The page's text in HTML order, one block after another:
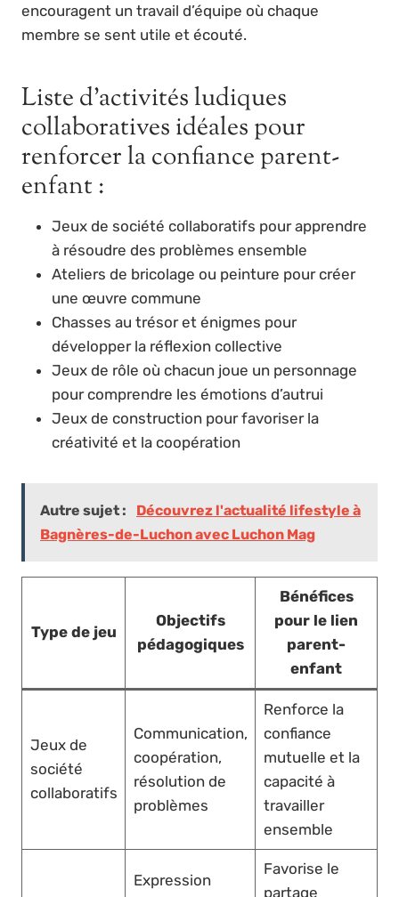
encouragent un travail d’équipe où chaque
membre se sent utile et écouté.
Liste d’activités ludiques
collaboratives idéales pour
renforcer la confiance parent-
enfant :
Jeux de société collaboratifs pour apprendre
à résoudre des problèmes ensemble
Ateliers de bricolage ou peinture pour créer
une œuvre commune
Chasses au trésor et énigmes pour
développer la réflexion collective
Jeux de rôle où chacun joue un personnage
pour comprendre les émotions d’autrui
Jeux de construction pour favoriser la
créativité et la coopération
Autre sujet :
Découvrez l'actualité lifestyle à
Bagnères-de-Luchon avec Luchon Mag
Type de jeu
Objectifs
pédagogiques
Bénéfices
pour le lien
parent-
enfant
Jeux de
société
collaboratifs
Communication,
coopération,
résolution de
problèmes
Renforce la
confiance
mutuelle et la
capacité à
travailler
ensemble
Expression
Favorise le
partage